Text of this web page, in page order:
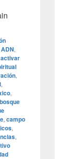
,
activar
,
,
,
bosque
, campo
,
,